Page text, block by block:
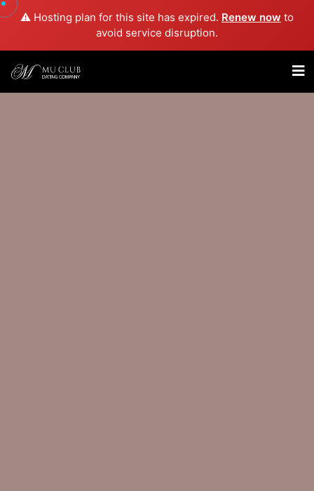
⚠️ Hosting plan for this site has expired. Renew now to
avoid service disruption.